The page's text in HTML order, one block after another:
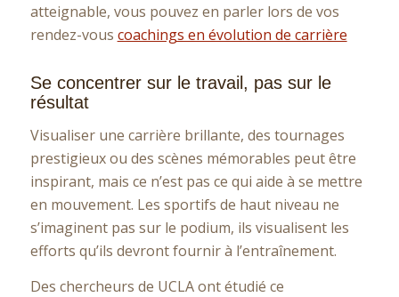
atteignable, vous pouvez en parler lors de vos
rendez-vous coachings en évolution de carrière
Se concentrer sur le travail, pas sur le
résultat
Visualiser une carrière brillante, des tournages
prestigieux ou des scènes mémorables peut être
inspirant, mais ce n’est pas ce qui aide à se mettre
en mouvement. Les sportifs de haut niveau ne
s’imaginent pas sur le podium, ils visualisent les
efforts qu’ils devront fournir à l’entraînement.
Des chercheurs de UCLA ont étudié ce